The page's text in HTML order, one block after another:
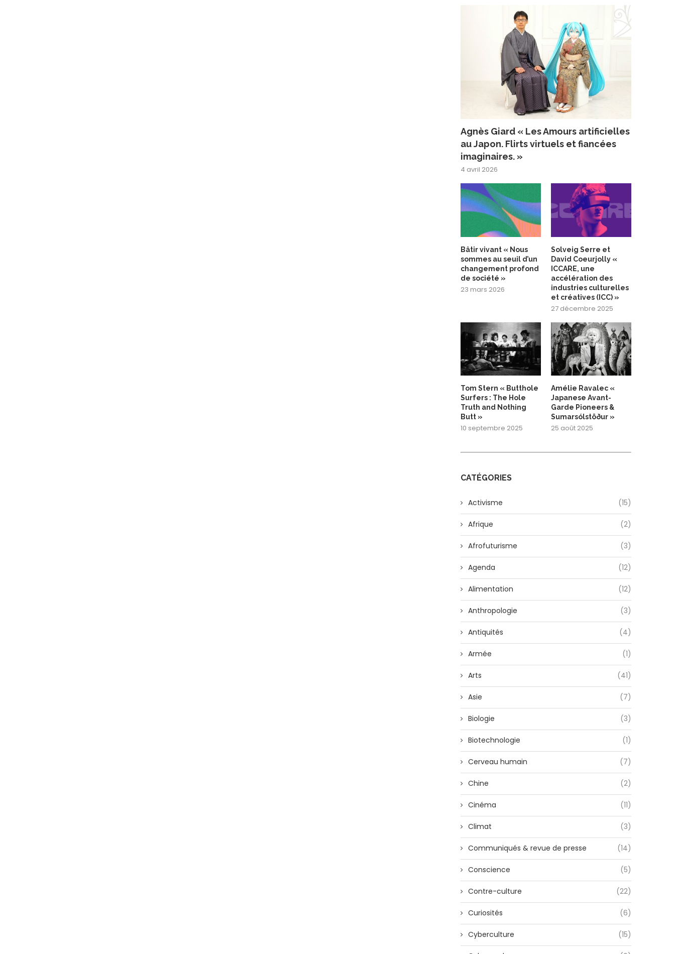
Agnès Giard « Les Amours artificielles
au Japon. Flirts virtuels et fiancées
imaginaires. »
4 avril 2026
Bâtir vivant « Nous
sommes au seuil d’un
changement profond
de société »
23 mars 2026
Solveig Serre et
David Coeurjolly «
ICCARE, une
accélération des
industries culturelles
et créatives (ICC) »
27 décembre 2025
Tom Stern « Butthole
Surfers : The Hole
Truth and Nothing
Butt »
10 septembre 2025
Amélie Ravalec «
Japanese Avant-
Garde Pioneers &
Sumarsólstöður »
25 août 2025
CATÉGORIES
Activisme (15)
Afrique (2)
Afrofuturisme (3)
Agenda (12)
Alimentation (12)
Anthropologie (3)
Antiquités (4)
Armée (1)
Arts (41)
Asie (7)
Biologie (3)
Biotechnologie (1)
Cerveau humain (7)
Chine (2)
Cinéma (11)
Climat (3)
Communiqués & revue de presse (14)
Conscience (5)
Contre-culture (22)
Curiosités (6)
Cyberculture (15)